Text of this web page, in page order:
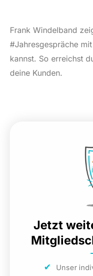
Frank Windelband
#Jahresgespräche
kannst. So erreichst
deine Kunden.
Jetzt
Unser